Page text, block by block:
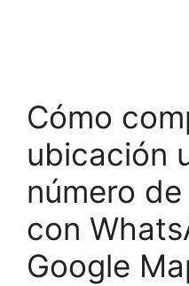
Cómo
ubicación
número
con
Google